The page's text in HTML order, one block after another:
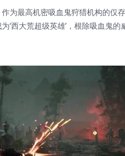
为最高机密吸血鬼狩猎机构的仅
西大荒超级英雄’，根除吸血鬼的